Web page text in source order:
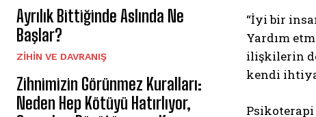
Ayrılık Bittiğinde Aslında Ne
Başlar?
⁠ZIHIN VE DAVRANIŞ
Zihnimizin Görünmez Kuralları:
Neden Hep Kötüyü Hatırlıyor,
“İyi bir
Yardım
ilişkilerin
kendi
Psikoterapi